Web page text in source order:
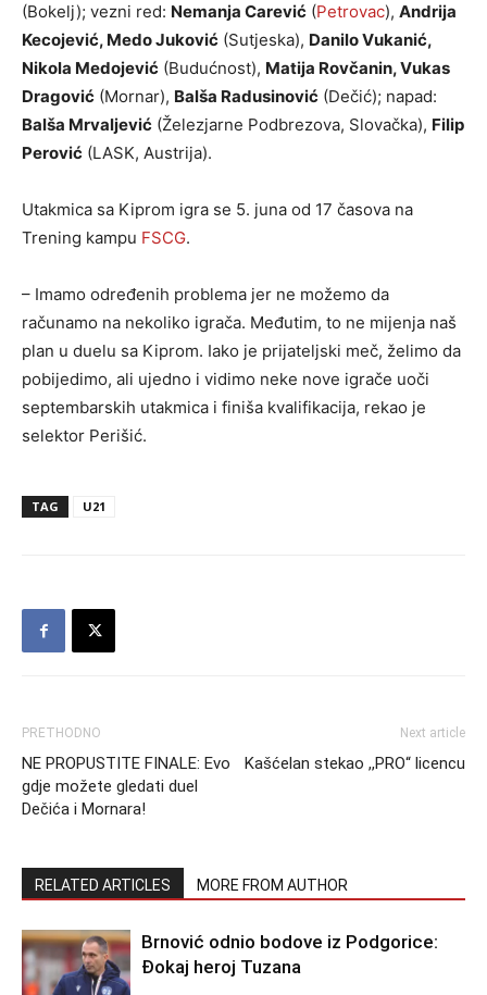
(Bokelj); vezni red: Nemanja Carević (Petrovac), Andrija
Kecojević, Medo Juković (Sutjeska), Danilo Vukanić,
Nikola Medojević (Budućnost), Matija Rovčanin, Vukas
Dragović (Mornar), Balša Radusinović (Dečić); napad:
Balša Mrvaljević (Železjarne Podbrezova, Slovačka), Filip
Perović (LASK, Austrija).
Utakmica sa Kiprom igra se 5. juna od 17 časova na
Trening kampu FSCG.
– Imamo određenih problema jer ne možemo da
računamo na nekoliko igrača. Međutim, to ne mijenja naš
plan u duelu sa Kiprom. Iako je prijateljski meč, želimo da
pobijedimo, ali ujedno i vidimo neke nove igrače uoči
septembarskih utakmica i finiša kvalifikacija, rekao je
selektor Perišić.
TAG U21
PRETHODNO
NE PROPUSTITE FINALE: Evo
gdje možete gledati duel
Dečića i Mornara!
Next article
Kašćelan stekao ,,PRO“ licencu
RELATED ARTICLES MORE FROM AUTHOR
Brnović odnio bodove iz Podgorice:
Đokaj heroj Tuzana